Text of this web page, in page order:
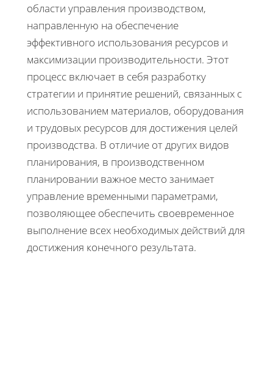
области управления производством,
направленную на обеспечение
эффективного использования ресурсов и
максимизации производительности. Этот
процесс включает в себя разработку
стратегии и принятие решений, связанных с
использованием материалов, оборудования
и трудовых ресурсов для достижения целей
производства. В отличие от других видов
планирования, в производственном
планировании важное место занимает
управление временными параметрами,
позволяющее обеспечить своевременное
выполнение всех необходимых действий для
достижения конечного результата.